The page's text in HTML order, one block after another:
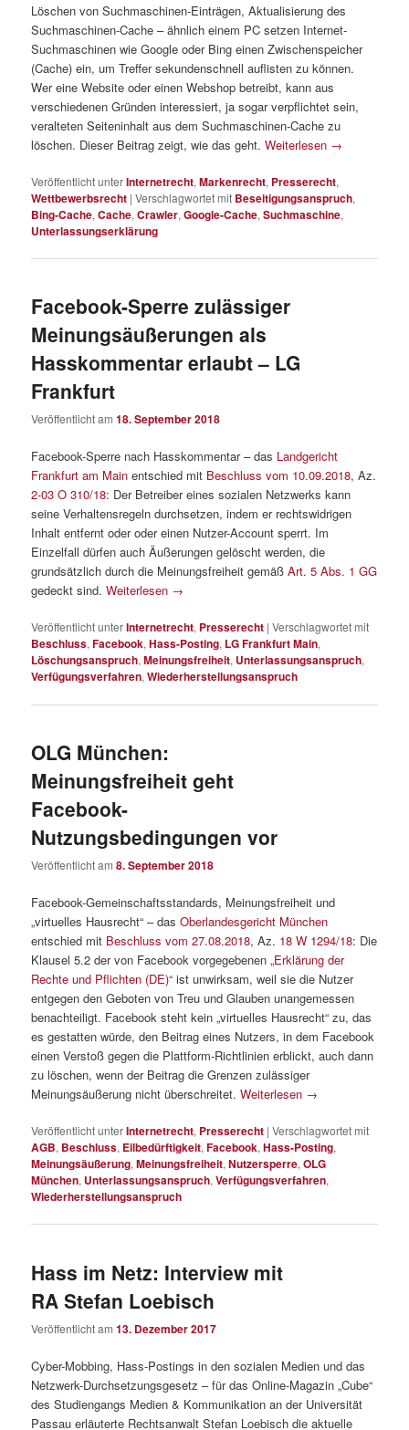
Löschen von Suchmaschinen-Einträgen, Aktualisierung des
Suchmaschinen-Cache – ähnlich einem PC setzen Internet-
Suchmaschinen wie Google oder Bing einen Zwischenspeicher
(Cache) ein, um Treffer sekundenschnell auflisten zu können.
Wer eine Website oder einen Webshop betreibt, kann aus
verschiedenen Gründen interessiert, ja sogar verpflichtet sein,
veralteten Seiteninhalt aus dem Suchmaschinen-Cache zu
löschen. Dieser Beitrag zeigt, wie das geht.Weiterlesen →
Veröffentlicht unterInternetrecht,Markenrecht, Presserecht,
Wettbewerbsrecht |Verschlagwortet mit Beseitigungsanspruch,
Bing-Cache,Cache,Crawler,Google-Cache,Suchmaschine,
Unterlassungserklärung
Facebook-Sperre zulässiger
Meinungsäußerungen als
Hasskommentar erlaubt – LG
Frankfurt
Veröffentlicht am18. September 2018
Facebook-Sperre nach Hasskommentar – das Landgericht
Frankfurt am Main entschied mit Beschluss vom 10.09.2018, Az.
2-03 O 310/18: Der Betreiber eines sozialen Netzwerks kann
seine Verhaltensregeln durchsetzen, indem er rechtswidrigen
Inhalt entfernt oder oder einen Nutzer-Account sperrt. Im
Einzelfall dürfen auch Äußerungen gelöscht werden, die
grundsätzlich durch die Meinungsfreiheit gemäßArt. 5 Abs. 1 GG
gedeckt sind.Weiterlesen →
Veröffentlicht unterInternetrecht, Presserecht |Verschlagwortet mit
Beschluss,Facebook,Hass-Posting, LG Frankfurt Main,
Löschungsanspruch,Meinungsfreiheit, Unterlassungsanspruch,
Verfügungsverfahren,Wiederherstellungsanspruch
OLG München:
Meinungsfreiheit geht
Facebook-
Nutzungsbedingungen vor
Veröffentlicht am8. September 2018
Facebook-Gemeinschaftsstandards, Meinungsfreiheit und
„virtuelles Hausrecht“ – dasOberlandesgericht München
entschied mit Beschluss vom 27.08.2018, Az. 18 W 1294/18: Die
Klausel 5.2 der von Facebook vorgegebenen „Erklärung der
Rechte und Pflichten (DE)“ ist unwirksam, weil sie die Nutzer
entgegen den Geboten von Treu und Glauben unangemessen
benachteiligt. Facebook steht kein „virtuelles Hausrecht“ zu, das
es gestatten würde, den Beitrag eines Nutzers, in dem Facebook
einen Verstoß gegen die Plattform-Richtlinien erblickt, auch dann
zu löschen, wenn der Beitrag die Grenzen zulässiger
Meinungsäußerung nicht überschreitet.Weiterlesen →
Veröffentlicht unterInternetrecht, Presserecht |Verschlagwortet mit
AGB, Beschluss, Eilbedürftigkeit,Facebook,Hass-Posting,
Meinungsäußerung,Meinungsfreiheit,Nutzersperre,OLG
München, Unterlassungsanspruch,Verfügungsverfahren,
Wiederherstellungsanspruch
Hass im Netz: Interview mit
RA Stefan Loebisch
Veröffentlicht am13. Dezember 2017
Cyber-Mobbing, Hass-Postings in den sozialen Medien und das
Netzwerk-Durchsetzungsgesetz – für das Online-Magazin „Cube“
des Studiengangs Medien & Kommunikation an der Universität
Passau erläuterte Rechtsanwalt Stefan Loebisch die aktuelle